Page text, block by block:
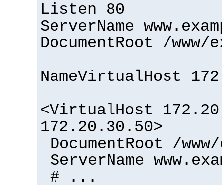
Listen 80
ServerName
DocumentRoot /www/
NameVirtualHost
<VirtualHost
172.20.30.50>
DocumentRoot /
ServerName
# ...